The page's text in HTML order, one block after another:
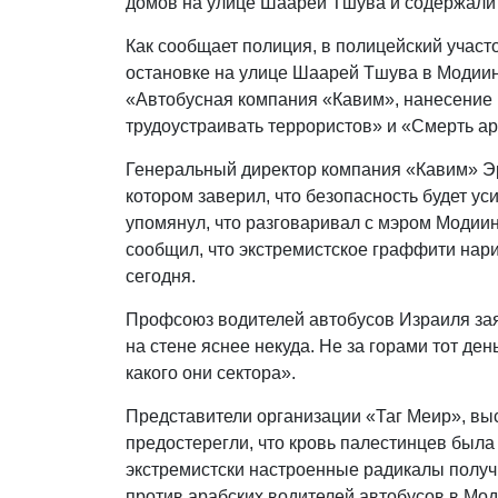
Как сообщает полиция, в полицейский
остановке на улице Шаарей Тшува в
«Автобусная компания «Кавим»,
трудоустраивать террористов» и «Смерть
Генеральный директор компания «Кавим»
котором заверил, что безопасность будет
упомянул, что разговаривал с мэром
сообщил, что экстремистское граффити
сегодня.
Профсоюз водителей автобусов Израиля
на стене яснее некуда. Не за горами тот
какого они сектора».
Представители организации «Таг Меир»,
предостерегли, что кровь палестинцев
экстремистски настроенные радикалы